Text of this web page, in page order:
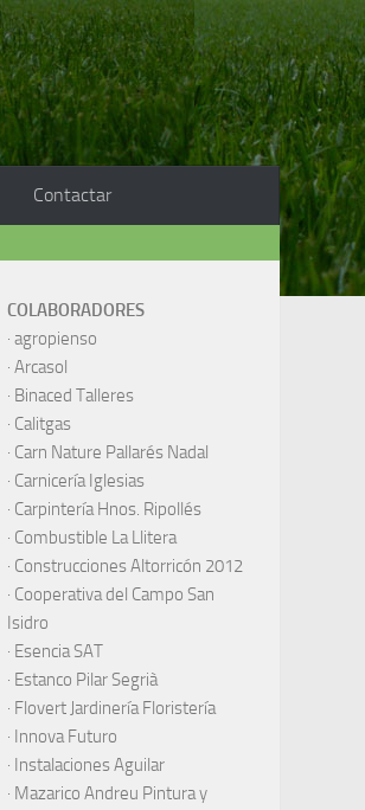
Contactar
COLABORADORES
· agropienso
· Arcasol
· Binaced Talleres
· Calitgas
· Carn Nature Pallarés Nadal
· Carnicería Iglesias
· Carpintería Hnos. Ripollés
· Combustible La Llitera
· Construcciones Altorricón 2012
· Cooperativa del Campo San
Isidro
· Esencia SAT
· Estanco Pilar Segrià
· Flovert Jardinería Floristería
· Innova Futuro
· Instalaciones Aguilar
· Mazarico Andreu Pintura y